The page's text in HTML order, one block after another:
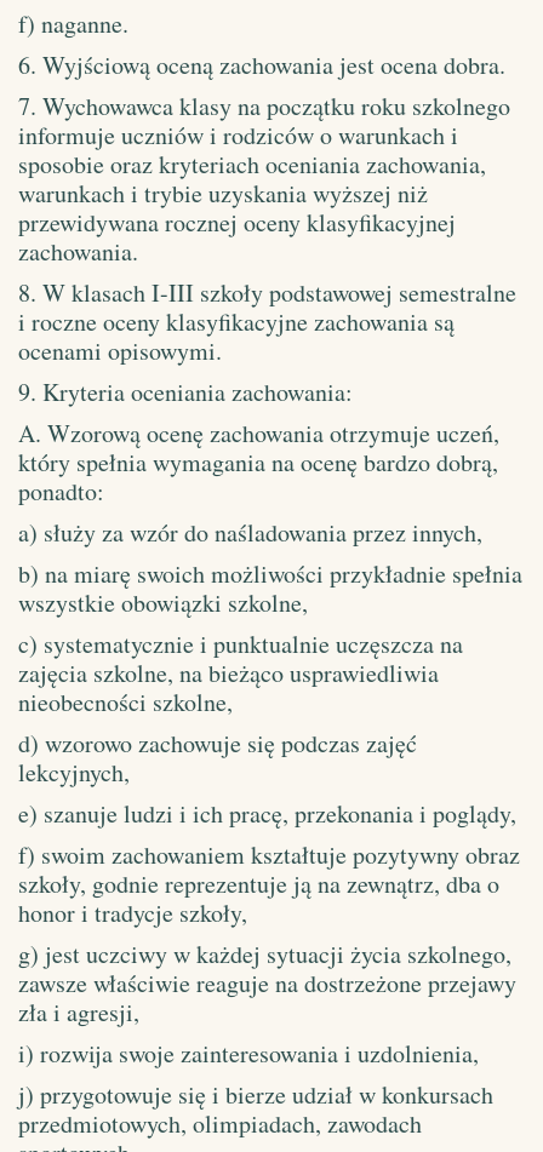
f) naganne.
6. Wyjściową oceną zachowania jest ocena dobra.
7. Wychowawca klasy na początku roku szkolnego
informuje uczniów i rodziców o warunkach i
sposobie oraz kryteriach oceniania zachowania,
warunkach i trybie uzyskania wyższej niż
przewidywana rocznej oceny klasyfikacyjnej
zachowania.
8. W klasach I-III szkoły podstawowej semestralne
i roczne oceny klasyfikacyjne zachowania są
ocenami opisowymi.
9. Kryteria oceniania zachowania:
A. Wzorową ocenę zachowania otrzymuje uczeń,
który spełnia wymagania na ocenę bardzo dobrą,
ponadto:
a) służy za wzór do naśladowania przez innych,
b) na miarę swoich możliwości przykładnie spełnia
wszystkie obowiązki szkolne,
c) systematycznie i punktualnie uczęszcza na
zajęcia szkolne, na bieżąco usprawiedliwia
nieobecności szkolne,
d) wzorowo zachowuje się podczas zajęć
lekcyjnych,
e) szanuje ludzi i ich pracę, przekonania i poglądy,
f) swoim zachowaniem kształtuje pozytywny obraz
szkoły, godnie reprezentuje ją na zewnątrz, dba o
honor i tradycje szkoły,
g) jest uczciwy w każdej sytuacji życia szkolnego,
zawsze właściwie reaguje na dostrzeżone przejawy
zła i agresji,
i) rozwija swoje zainteresowania i uzdolnienia,
j) przygotowuje się i bierze udział w konkursach
przedmiotowych, olimpiadach, zawodach